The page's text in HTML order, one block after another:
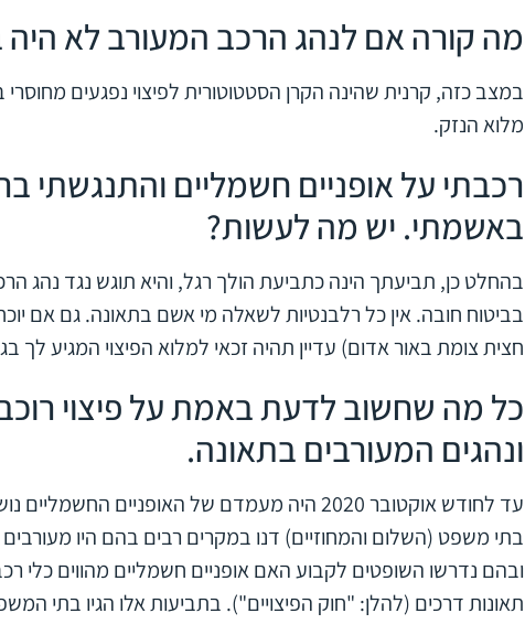
מה קורה אם לנהג הרכב המעורב לא היה
במצב כזה, קרנית שהינה הקרן הסטטוטורית לפיצוי נפגעים
מלוא הנזק.
רכבתי על אופניים חשמליים והתנגשתי
באשמתי. יש מה לעשות?
בהחלט כן, תביעתך הינה כתביעת הולך רגל, והיא תוגש נגד נהג
בביטוח חובה. אין כל רלבנטיות לשאלה מי אשם בתאונה. גם אם
חצית צומת באור אדום) עדיין תהיה זכאי למלוא הפיצוי המגיע לך
כל מה שחשוב לדעת באמת על פיצוי
ונהגים המעורבים בתאונה.
עד לחודש אוקטובר 2020 היה מעמדם של האופניים
בתי משפט (השלום והמחוזיים) דנו במקרים רבים בהם היו מעורבים
ובהם נדרשו השופטים לקבוע האם אופניים חשמליים מהוויםכלי
תאונות דרכים (להלן: "חוק הפיצויים"). בתביעות אלו הגיו בתי